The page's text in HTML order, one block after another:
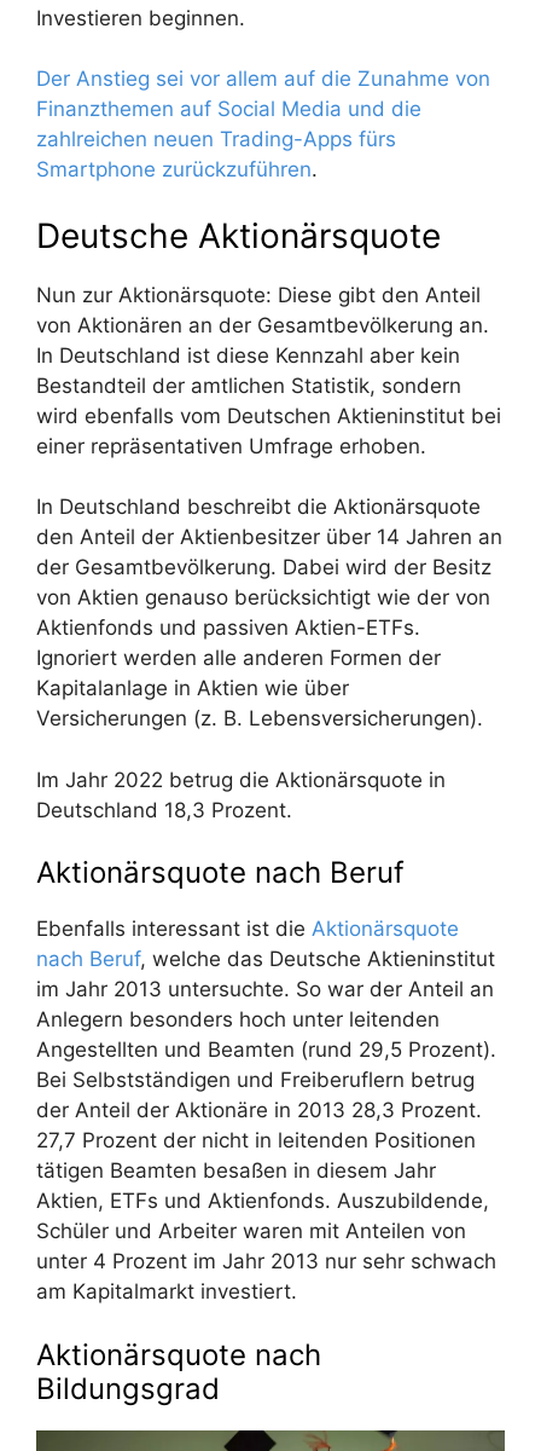
Investieren beginnen.
Der Anstieg sei vor allem auf die Zunahme von
Finanzthemen auf Social Media und die
zahlreichen neuen Trading-Apps fürs
Smartphone zurückzuführen.
Deutsche Aktionärsquote
Nun zur Aktionärsquote: Diese gibt den Anteil
von Aktionären an der Gesamtbevölkerung an.
In Deutschland ist diese Kennzahl aber kein
Bestandteil der amtlichen Statistik, sondern
wird ebenfalls vom Deutschen Aktieninstitut bei
einer repräsentativen Umfrage erhoben.
In Deutschland beschreibt die Aktionärsquote
den Anteil der Aktienbesitzer über 14 Jahren an
der Gesamtbevölkerung. Dabei wird der Besitz
von Aktien genauso berücksichtigt wie der von
Aktienfonds und passiven Aktien-ETFs.
Ignoriert werden alle anderen Formen der
Kapitalanlage in Aktien wie über
Versicherungen (z. B. Lebensversicherungen).
Im Jahr 2022 betrug die Aktionärsquote in
Deutschland 18,3 Prozent.
Aktionärsquote nach Beruf
Ebenfalls interessant ist die Aktionärsquote
nach Beruf, welche das Deutsche Aktieninstitut
im Jahr 2013 untersuchte. So war der Anteil an
Anlegern besonders hoch unter leitenden
Angestellten und Beamten (rund 29,5 Prozent).
Bei Selbstständigen und Freiberuflern betrug
der Anteil der Aktionäre in 2013 28,3 Prozent.
27,7 Prozent der nicht in leitenden Positionen
tätigen Beamten besaßen in diesem Jahr
Aktien, ETFs und Aktienfonds. Auszubildende,
Schüler und Arbeiter waren mit Anteilen von
unter 4 Prozent im Jahr 2013 nur sehr schwach
am Kapitalmarkt investiert.
Aktionärsquote nach
Bildungsgrad